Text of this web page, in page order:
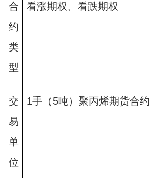
合
约
类
型
看涨期权、看跌期权
交
易
单
位
1手（5吨） 聚丙烯期货合约